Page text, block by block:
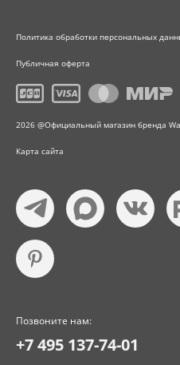
Политика обработки персональных
Публичная оферта
2026 @Официальный магазин бренда
Карта сайта
Позвоните нам:
+7 495 137-74-01